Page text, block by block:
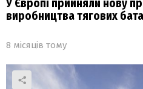
У Європі прийняли нову
виробництва тягових
8 місяців тому